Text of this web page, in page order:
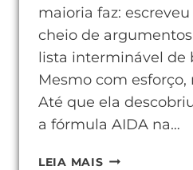
maioria faz:
cheio de
lista interminável de
Mesmo com esforço,
Até que ela
a fórmula AIDA na…
LEIA MAISCOMO